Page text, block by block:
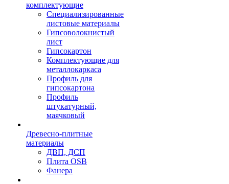
комплектующие
Специализированные
листовые материалы
Гипсоволокнистый
лист
Гипсокартон
Комплектующие для
металлокаркаса
Профиль для
гипсокартона
Профиль
штукатурный,
маячковый
Древесно-плитные
материалы
ДВП, ДСП
Плита OSB
Фанера